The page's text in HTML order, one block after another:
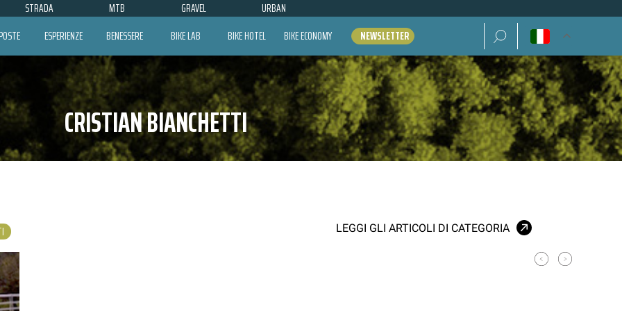
STRADA MTB GRAVEL URBAN
ESPERIENZE BENESSERE BIKE LAB BIKE HOTEL BIKE ECONOMY NEWSLETTER Ricerca per:
CRISTIAN BIANCHETTI
LEGGI GLI ARTICOLI DI CATEGORIA